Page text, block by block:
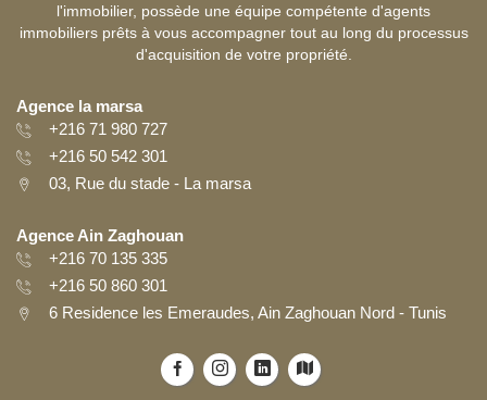
l'immobilier, possède une équipe compétente d'agents
immobiliers prêts à vous accompagner tout au long du processus
d'acquisition de votre propriété.
Agence la marsa
+216 71 980 727
+216 50 542 301
03, Rue du stade - La marsa
Agence Ain Zaghouan
+216 70 135 335
+216 50 860 301
6 Residence les Emeraudes, Ain Zaghouan Nord - Tunis